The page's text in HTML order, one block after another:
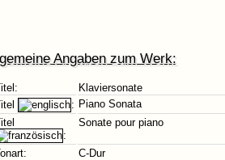
Angaben zum Werk:
Klaviersonate
: Piano Sonata
:
Sonate pour piano
C-Dur